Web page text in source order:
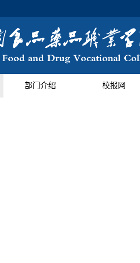
部门介绍 校报网